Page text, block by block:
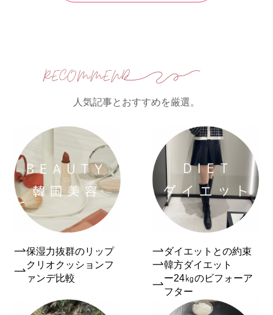
人気記事とおすすめを厳選。
保湿力抜群のリップ
クリオクッションフ
ァンデ比較
ダイエットとの約束
韓方ダイエット
ー24㎏のビフォーア
フター